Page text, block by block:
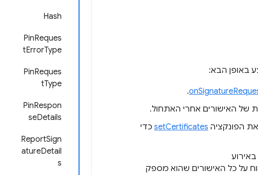
Hash
PinReques
tErrorType
PinReques
tType
PinRespon
seDetails
ReportSign
atureDetail
s
.
של האישורים אחרי האתחול.
הפונקציה setCertificates כדי
על כל האישורים שהוא מספק